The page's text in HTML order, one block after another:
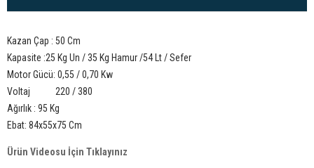
Kazan Çap : 50 Cm
Kapasite :25 Kg Un / 35 Kg Hamur /54 Lt / Sefer
Motor Gücü: 0,55 / 0,70 Kw
Voltaj 220 / 380
Ağırlık : 95 Kg
Ebat: 84x55x75 Cm
Ürün Videosu İçin Tıklayınız